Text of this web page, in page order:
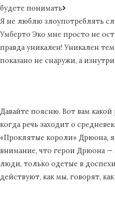
будете понимать
Я не люблю злоупотреблять
Умберто Эко мне просто не
правда уникален! Уникален
показано не снаружи, а изнутри.
Давайте поясню. Вот вам
когда речь заходит о
«Проклятые короли» Дрюона,
внимание, что герои Дрюона
люди, только одетые в
действуют, как мы, говорят,